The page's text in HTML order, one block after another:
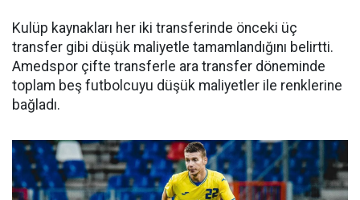
Kulüp kaynakları her iki transferinde önceki üç
transfer gibi düşük maliyetle tamamlandığını belirtti.
Amedspor çifte transferle ara transfer döneminde
toplam beş futbolcuyu düşük maliyetler ile renklerine
bağladı.